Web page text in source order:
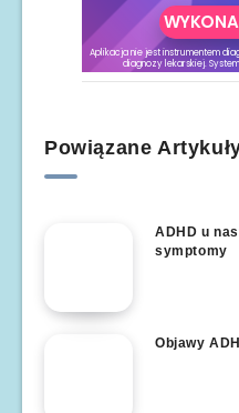
Powiązane
ADHD u
symptomy
Objawy